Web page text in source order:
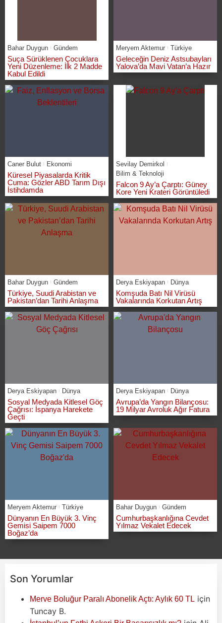
Bahar Duygun Gündem
Suça Sürüklenen Çocuklara
Yeni Düzenleme: İlk 2 Madde
Kabul Edildi
Meryem Aktemur Türkiye
Geleceğin Deniz Astsubayları
Yalova’da Mavi Vatan’a Hazır
Caner Bulut Ekonomi
Küresel Piyasalarda Kritik
Cuma: Gözler ABD Tarım Dışı
İstihdamda
Sevilay Demirkol
Bilim & Teknoloji
Falcon 9 Ay’a Çarptı: Güney
Kore Yeni Krateri Görüntüledi
Bahar Duygun Gündem
Türkiye, Suudi Arabistan ve
Pakistan’dan Tarihi Anlaşma
Derya Eskiyapan Dünya
Komşuda Batı Nil Virüsü
Vakalarında Korkutan Artış
Derya Eskiyapan Dünya
Sosyal Medyada Kitlesel Göç
Çağrısı: İspanya Harekete
Geçti
Derya Eskiyapan Dünya
Avrupa’da Yangın Bilançosu:
19 Milyar Avroluk Ağır Fatura
Meryem Aktemur Türkiye
Dünyanın En Büyük 3. Vinç
Gemisi Saipem 7000
Boğaz’da
Bahar Duygun Gündem
Cumhurbaşkanlığına Cevdet
Yılmaz Vekalet Edecek
Son Yorumlar
Merve Boluğur Paralı Abonelik Açtı: Aylık 60 TL için
Tuncay B.